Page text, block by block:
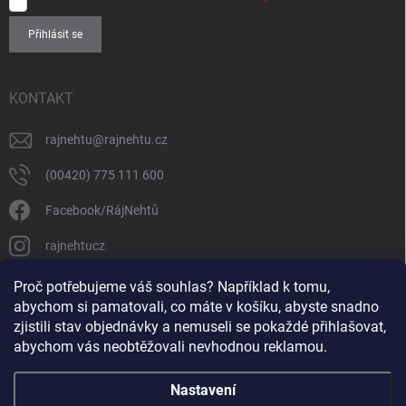
Proč potřebujeme váš souhlas? Například k tomu,
abychom si pamatovali, co máte v košíku, abyste snadno
zjistili stav objednávky a nemuseli se pokaždé přihlašovat,
abychom vás neobtěžovali nevhodnou reklamou.
Nastavení
Přihlásit se
KONTAKT
rajnehtu@rajnehtu.cz
(00420) 775 111 600
Facebook/RájNehtů
rajnehtucz
https://www.youtube.com/@RajnehtuCzc